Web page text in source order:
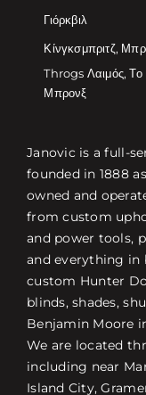
Γιόρκβιλ
Κίνγκσμπριτζ,
Throgs Λαιμός, Το
Μπρονξ
Janovic is a full-
founded in 1888
owned and
from custom
and power tools,
and everything in
custom Hunter
blinds, shades,
Benjamin Moore
We are located
including near
Island City,